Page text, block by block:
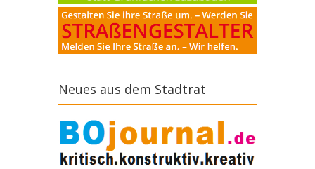
Neues aus dem Stadtrat